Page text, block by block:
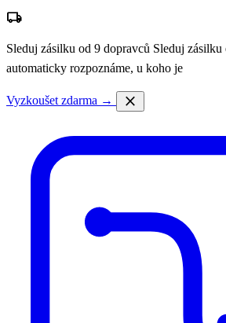
local_shipping
Sleduj zásilku od 9 dopravců Sleduj
automaticky rozpoznáme, u koho je
Vyzkoušet zdarma → close